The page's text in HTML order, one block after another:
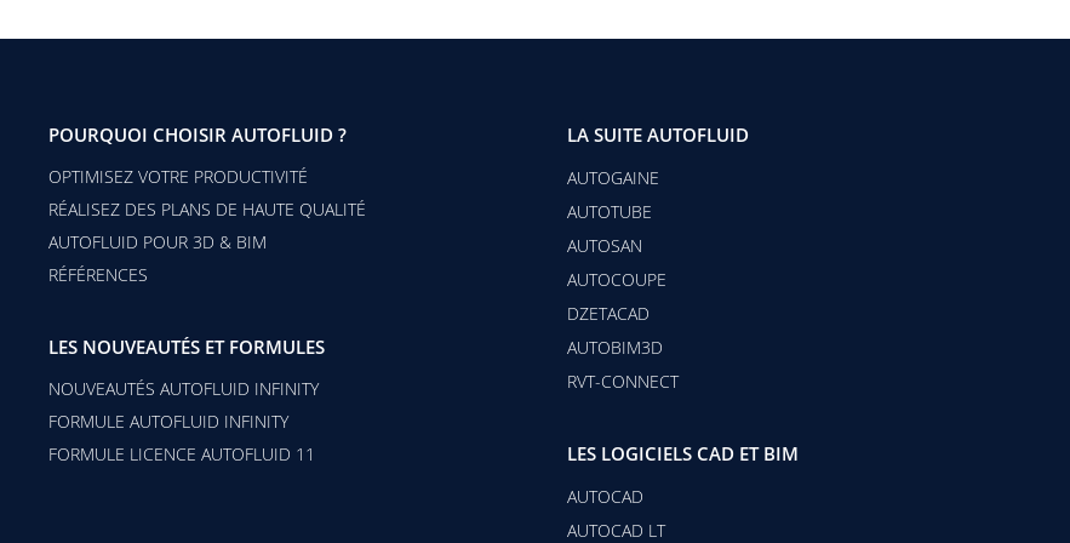
POURQUOI CHOISIR AUTOFLUID ?
OPTIMISEZ VOTRE PRODUCTIVITÉ
RÉALISEZ DES PLANS DE HAUTE QUALITÉ
AUTOFLUID POUR 3D & BIM
RÉFÉRENCES
LES NOUVEAUTÉS ET FORMULES
NOUVEAUTÉS AUTOFLUID INFINITY
FORMULE AUTOFLUID INFINITY
FORMULE LICENCE AUTOFLUID 11
LA SUITE AUTOFLUID
AUTOGAINE
AUTOTUBE
AUTOSAN
AUTOCOUPE
DZETACAD
AUTOBIM3D
RVT-CONNECT
LES LOGICIELS CAD ET BIM
AUTOCAD
AUTOCAD LT